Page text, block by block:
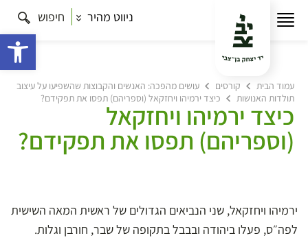
ניווט מהיר חיפוש
עמוד הבית קורסים
עושים מהפכה: האנשים והקבוצות שהשפיעו על עיצוב
תולדות האנושות
כיצד ירמיהו ויחזקאל (וספריהם) תפסו את תפקידם?
כיצד ירמיהו ויחזקאל
(וספריהם) תפסו את תפקידם?
ירמיהו ויחזקאל, שני הנביאים הגדולים של ראשית המאה השישית
לפה״ס, פעלו ביהודה ובבבל בתקופה של שבר, חורבן וגלות.